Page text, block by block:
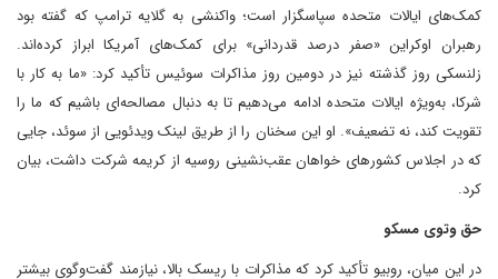
کمک‌های ایالات متحده سپاسگزار است؛ واکنشی به گلایه ترامپ که گفته بود
رهبران اوکراین «صفر درصد قدردانی» برای کمک‌های آمریکا ابراز کرده‌اند.
زلنسکی روز گذشته نیز در دومین روز مذاکرات سوئیس تأکید کرد: «ما به کار با
شرکا، به‌ویژه ایالات متحده ادامه می‌دهیم تا به دنبال مصالحه‌ای باشیم که ما را
تقویت کند، نه تضعیف». او این سخنان را از طریق لینک ویدئویی از سوئد، جایی
که در اجلاس کشورهای خواهان عقب‌نشینی روسیه از کریمه شرکت داشت، بیان
کرد.
حق وتوی مسکو
در این میان، روبیو تأکید کرد که مذاکرات با ریسک بالا، نیازمند گفت‌وگوی بیشتر